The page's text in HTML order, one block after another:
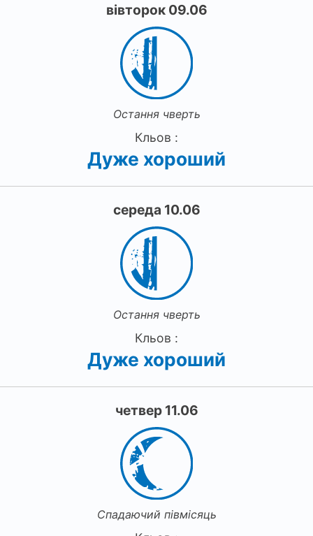
вівторок 09.06
Остання чверть
Кльов :
Дуже хороший
середа 10.06
Остання чверть
Кльов :
Дуже хороший
четвер 11.06
Спадаючий півмісяць